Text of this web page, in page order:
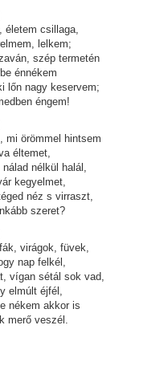
életem csillaga,
lelkem;
szép termetén
énnékem
lőn nagy keservem;
éngem!
mi örömmel hintsem
éltemet,
nélkül halál,
kegyelmet,
néz s virraszt,
szeret?
virágok, füvek,
nap felkél,
vígan sétál sok vad,
éjfél,
nékem akkor is
veszél.